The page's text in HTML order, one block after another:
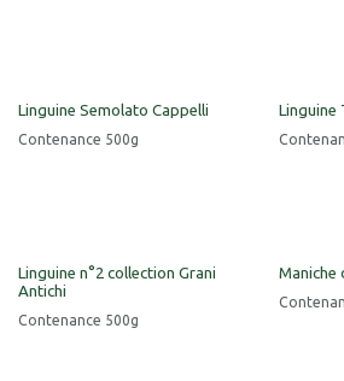
Linguine Semolato Cappelli
Contenance 500g
Linguine
Linguine n°2 collection Grani
Antichi
Contenance 500g
Maniche